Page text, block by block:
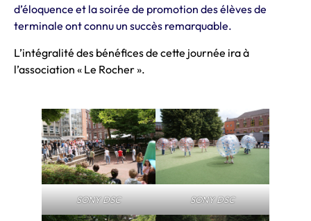
d’éloquence et la soirée de promotion des élèves de
terminale ont connu un succès remarquable.
L’intégralité des bénéfices de cette journée ira à
l’association « Le Rocher ».
SONY DSC SONY DSC